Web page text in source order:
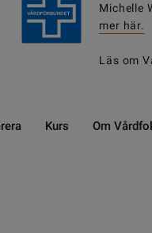
Michelle
mer här.
Läs om
Kurs Om